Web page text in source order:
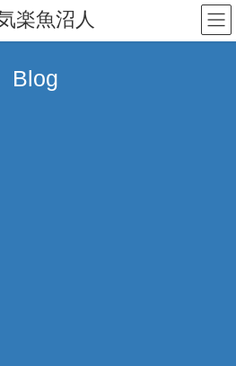
楽魚沼人
Blog